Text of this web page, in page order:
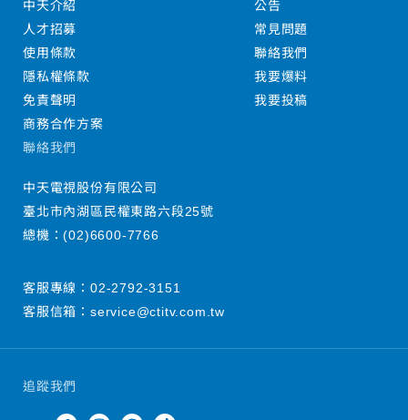
追蹤我們
中天介紹
人才招募
使用條款
隱私權條款
免責聲明
商務合作方案
公告
常見問題
聯絡我們
我要爆料
我要投稿
聯絡我們
中天電視股份有限公司
臺北市內湖區民權東路六段25號
總機：(02)6600-7766
客服專線： 02-2792-3151
客服信箱： service@ctitv.com.tw